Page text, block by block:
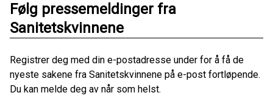
Følg pressemeldinger fra
Sanitetskvinnene
Registrer deg med din e-postadresse under for å få de
nyeste sakene fra Sanitetskvinnene på e-post fortløpende.
Du kan melde deg av når som helst.